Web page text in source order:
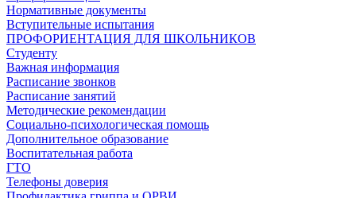
Нормативные документы
Вступительные испытания
ПРОФОРИЕНТАЦИЯ ДЛЯ ШКОЛЬНИКОВ
Студенту
Важная информация
Расписание звонков
Расписание занятий
Методические рекомендации
Социально-психологическая помощь
Дополнительное образование
Воспитательная работа
ГТО
Телефоны доверия